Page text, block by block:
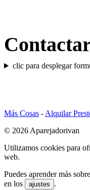
clic para desplegar
Más Cosas - Alquilar
© 2026 Aparejadorivan
Utilizamos cookies para
web.
Puedes aprender más
en los
ajustes .